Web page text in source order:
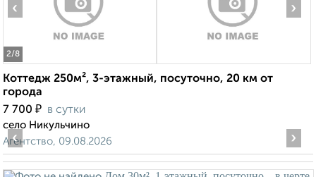
2/8
‹ ›
Коттедж 250м², 3-этажный, посуточно, 20 км от
города
7 700 ₽ в сутки
село Никульчино
Агентство, 09.08.2026
‹ ›